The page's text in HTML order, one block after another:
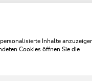
Inhalte
Cookies öffnen Sie die